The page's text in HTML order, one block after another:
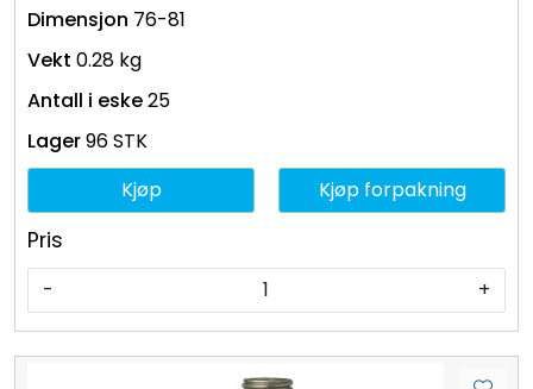
76-81
0.28 kg
25
96 STK
Pris
- +
Kjøp Kjøp forpakning